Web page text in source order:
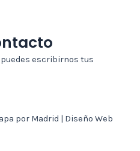
escribirnos tus
por Madrid | Diseño Web